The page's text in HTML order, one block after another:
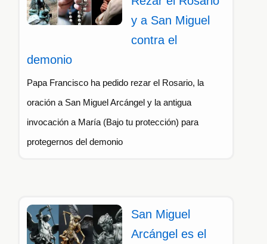
y a San Miguel
contra el
demonio
Papa Francisco ha pedido rezar el Rosario, la
oración a San Miguel Arcángel y la antigua
invocación a María (Bajo tu protección) para
protegernos del demonio
San Miguel
Arcángel es el